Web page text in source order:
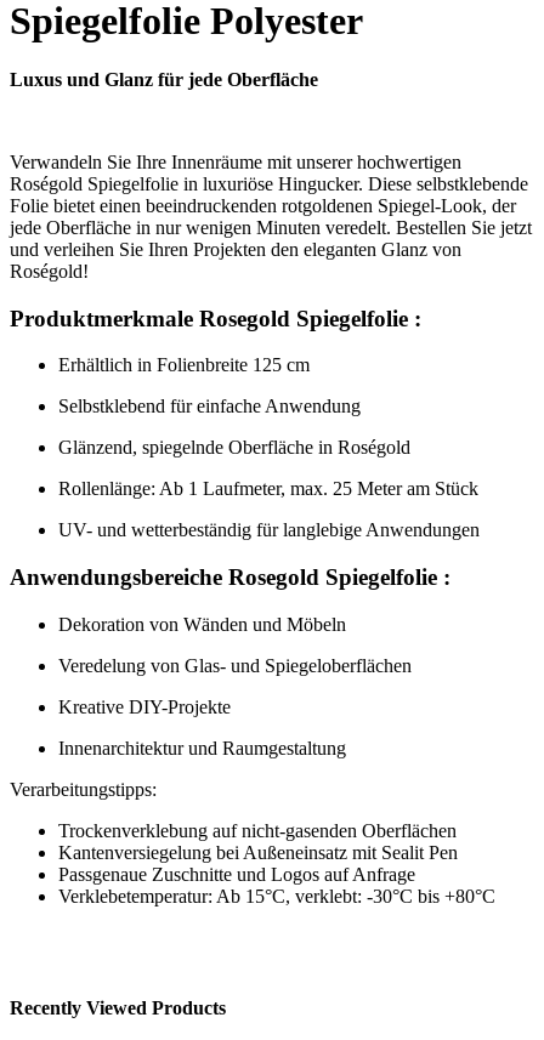
Spiegelfolie Polyester
Luxus und Glanz für jede Oberfläche
Verwandeln Sie Ihre Innenräume mit unserer hochwertigen
Roségold Spiegelfolie in luxuriöse Hingucker. Diese selbstklebende
Folie bietet einen beeindruckenden rotgoldenen Spiegel-Look, der
jede Oberfläche in nur wenigen Minuten veredelt. Bestellen Sie jetzt
und verleihen Sie Ihren Projekten den eleganten Glanz von
Roségold!
Produktmerkmale Rosegold Spiegelfolie :
Erhältlich in Folienbreite 125 cm
Selbstklebend für einfache Anwendung
Glänzend, spiegelnde Oberfläche in Roségold
Rollenlänge: Ab 1 Laufmeter, max. 25 Meter am Stück
UV- und wetterbeständig für langlebige Anwendungen
Anwendungsbereiche Rosegold Spiegelfolie :
Dekoration von Wänden und Möbeln
Veredelung von Glas- und Spiegeloberflächen
Kreative DIY-Projekte
Innenarchitektur und Raumgestaltung
Verarbeitungstipps:
Trockenverklebung auf nicht-gasenden Oberflächen
Kantenversiegelung bei Außeneinsatz mit Sealit Pen
Passgenaue Zuschnitte und Logos auf Anfrage
Verklebetemperatur: Ab 15°C, verklebt: -30°C bis +80°C
Recently Viewed Products